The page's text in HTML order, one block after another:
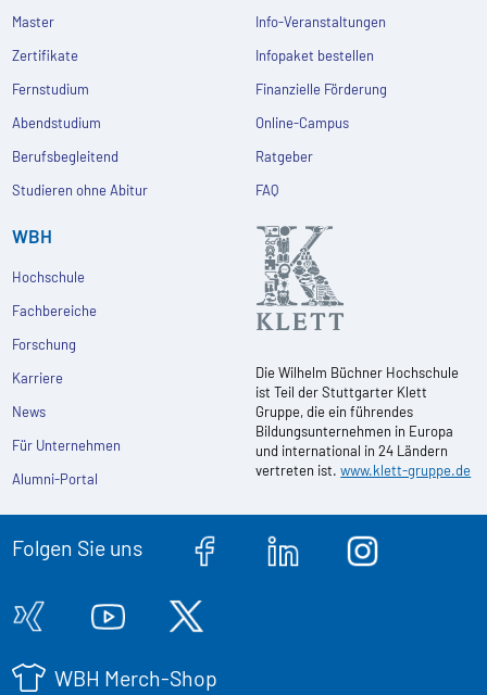
Master
Zertifikate
Fernstudium
Abendstudium
Berufsbegleitend
Studieren ohne Abitur
Info-Veranstaltungen
Infopaket bestellen
Finanzielle Förderung
Online-Campus
Ratgeber
FAQ
WBH
Hochschule
Fachbereiche
Forschung
Karriere
News
Für Unternehmen
Alumni-Portal
Die Wilhelm Büchner Hochschule
ist Teil der Stuttgarter Klett
Gruppe, die ein führendes
Bildungsunternehmen in Europa
und international in 24 Ländern
vertreten ist.www.klett-gruppe.de
Folgen Sie uns
WBH Merch-Shop